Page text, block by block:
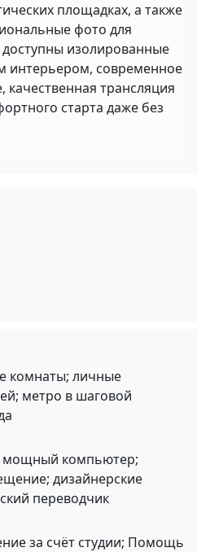
площадках, а также
фото для
изолированные
интерьером, современное
трансляция
старта даже без
комнаты; личные
метро в шаговой
мощный компьютер;
дизайнерские
переводчик
за счёт студии; Помощь